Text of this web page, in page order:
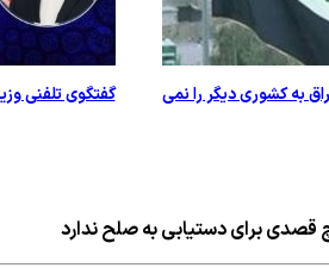
به کشوری دیگر را نمی
گفتگوی تلفنی
قصدی برای دستیابی به صلح ندارد